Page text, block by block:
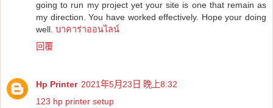
going to run my project yet your site is one that remain as
my direction. You have worked effectively. Hope your doing
well. บาคาร่าออนไลน์
回覆
Hp Printer 2021年5月23日 晚上8:32
123 hp printer setup